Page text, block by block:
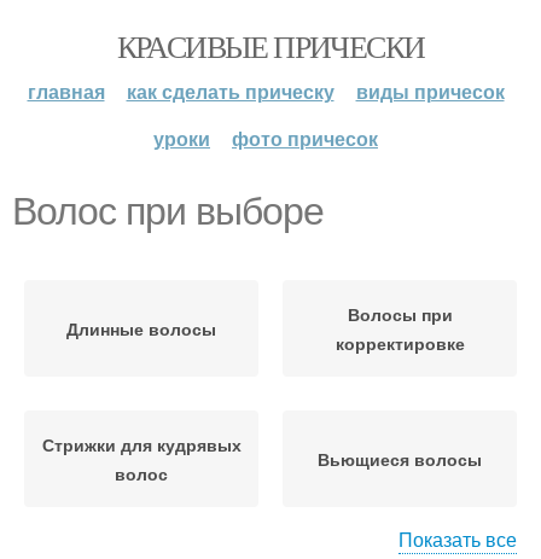
КРАСИВЫЕ ПРИЧЕСКИ
главная как сделать прическу
виды причесок
уроки
фото причесок
Волос при выборе
Длинные волосы
Волосы при
корректировке
Стрижки для кудрявых
волос
Вьющиеся волосы
Показать все